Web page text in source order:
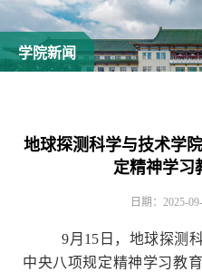
学院新闻
地球探测科学与技术学
定精神学习
日期：2025-
9月15日，地球探测
中央八项规定精神学习教